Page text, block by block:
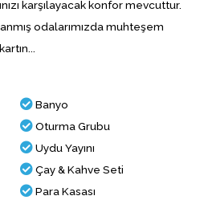
karşılayacak konfor mevcuttur.
odalarımızda muhteşem
Banyo
Oturma Grubu
Uydu Yayını
Çay & Kahve Seti
Para Kasası